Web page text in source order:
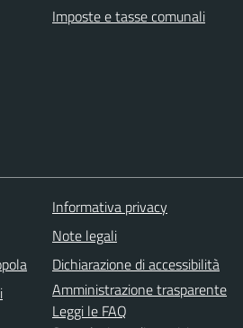
Imposte e tasse comunali
Informativa privacy
Note legali
Dichiarazione di accessibilità
Amministrazione trasparente
Leggi le FAQ